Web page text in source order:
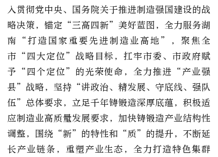
入贯彻党中央、国务院关于推进制造强国建设的战
略决策，锚定“三高四新”美好蓝图，全力服务湖
南“打造国家重要先进制造业高地”，聚焦全
市“四大定位”战略目标，扛牢市委、市政府赋
予“四个定位”的光荣使命，全力推进“产业强
县”战略，坚持“讲政治、精发展、守底线、强队
伍”总体要求，立足千年铸锻造深厚底蕴，积极适
应制造业高质量发展要求，加快铸锻造产业结构性
调整，围绕“新”的特性和“质”的提升，不断延
长产业链条，重塑产业生态，全力打造特色集群